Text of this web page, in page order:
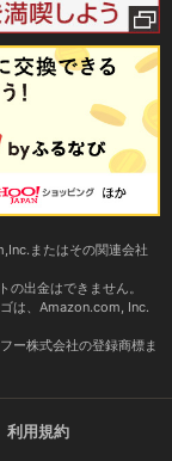
またはその関連会社
出金はできません。
は、Amazon.com, Inc.
ー株式会社の登録商標ま
利用規約